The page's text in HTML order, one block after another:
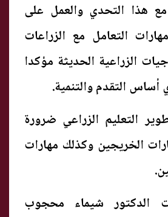
مع هذا التحدي والعمل على
التعامل مع الزراعات
الزراعية الحديثة مؤكدا
أساس التقدم والتنمية.
التعليم الزراعي ضرورة
الخريجين وكذلك مهارات
الدكتور شيماء محجوب